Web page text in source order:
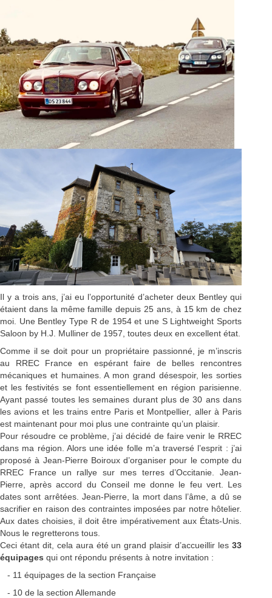
Il y a trois ans, j’ai eu l’opportunité d’acheter deux Bentley qui
étaient dans la même famille depuis 25 ans, à 15 km de chez
moi. Une Bentley Type R de 1954 et une S Lightweight Sports
Saloon by H.J. Mulliner de 1957, toutes deux en excellent état.
Comme il se doit pour un propriétaire passionné, je m’inscris
au RREC France en espérant faire de belles rencontres
mécaniques et humaines. A mon grand désespoir, les sorties
et les festivités se font essentiellement en région parisienne.
Ayant passé toutes les semaines durant plus de 30 ans dans
les avions et les trains entre Paris et Montpellier, aller à Paris
est maintenant pour moi plus une contrainte qu’un plaisir.
Pour résoudre ce problème, j’ai décidé de faire venir le RREC
dans ma région. Alors une idée folle m’a traversé l’esprit : j’ai
proposé à Jean-Pierre Boiroux d’organiser pour le compte du
RREC France un rallye sur mes terres d’Occitanie. Jean-
Pierre, après accord du Conseil me donne le feu vert. Les
dates sont arrêtées. Jean-Pierre, la mort dans l’âme, a dû se
sacrifier en raison des contraintes imposées par notre hôtelier.
Aux dates choisies, il doit être impérativement aux États-Unis.
Nous le regretterons tous.
Ceci étant dit, cela aura été un grand plaisir d’accueillir les 33
équipages qui ont répondu présents à notre invitation :
- 11 équipages de la section Française
- 10 de la section Allemande